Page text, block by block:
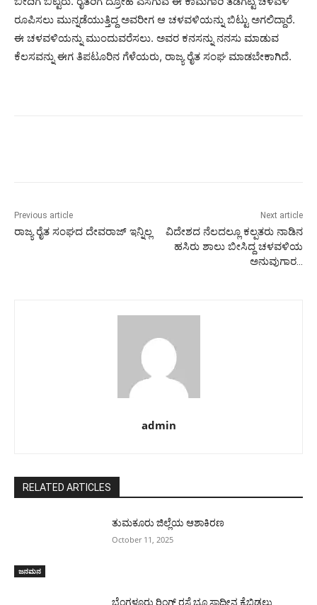
ರೂಪಿಸಲು ಮುನ್ನಡೆಯುತ್ತಿದ್ದ ಅವರೀಗ ಆ ಚಳವಳಿಯನ್ನು ಬಿಟ್ಟು ಅಗಲಿದ್ದಾರೆ.
ಈ ಚಳವಳಿಯನ್ನು ಮುಂದುವರೆಸಲು. ಅವರ ಕನಸನ್ನು ನನಸು ಮಾಡುವ
ಕೆಲಸವನ್ನು ಈಗ ತಿಪಟೂರಿನ ಗೆಳೆಯರು, ರಾಜ್ಯ ರೈತ ಸಂಘ ಮಾಡಬೇಕಾಗಿದೆ.
Previous article
ರಾಜ್ಯ ರೈತ ಸಂಘದ ದೇವರಾಜ್ ಇನ್ನಿಲ್ಲ
Next article
ವಿದೇಶದ‌‌ ನೆಲದಲ್ಲೂ ಕಲ್ಪತರು ನಾಡಿನ
ಹಸಿರು ಶಾಲು ಬೀಸಿದ್ದ ಚಳವಳಿಯ
ಅನುವುಗಾರ…
admin
RELATED ARTICLES
ಜನಮನ
ತುಮಕೂರು ಜಿಲ್ಲೆಯ ಆಶಾಕಿರಣ
October 11, 2025
ಬೆಂಗಳೂರು ರಿಂಗ್ ರಸ್ತೆ ಭೂ ಸ್ವಾಧೀನ ಕೈಬಿಡಲು